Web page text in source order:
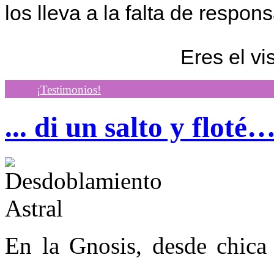
los lleva a la falta de
Eres el
¡Testimonios!
... di un salto y
En la Gnosis, desde